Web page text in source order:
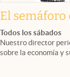
El semáforo
Todos los sábados
Nuestro director
sobre la economía y